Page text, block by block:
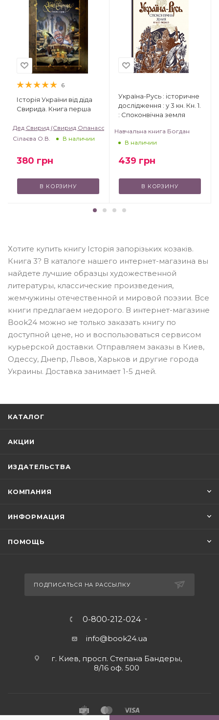
6
Історія України від діда
Свирида. Книга перша
Дед Свирид (Свирид Опанасович)
Сілаєва О.В.
В наличии
380 грн
В КОРЗИНУ
Україна-Русь : історичне
дослідження : у 3 кн. Кн. 1.
: Споконвічна земля
Навчальна книга Богдан
В наличии
439 грн
В КОРЗИНУ
Хотите купить книгу Історія запорізьких козаків.
Книга 3? В каталоге нашего интернет-магазина вы
найдете лучшие образцы художественной
литературы, классические произведения,
жемчужины отечественной и мировой поэзии. Все
книги предлагаем недорого. В интернет-магазине
Book24 можно не только заказать книгу по
доступной цене, но и воспользоваться сервисом
курьерской доставки. Отправляем заказы в Киев,
Одессу, Днепр, Львов, Харьков и другие города
Украины. Доставка занимает 1-5 дней.
КАТАЛОГ
АКЦИИ
ИЗДАТЕЛЬСТВА
КОМПАНИЯ
ИНФОРМАЦИЯ
ПОМОЩЬ
ПОДПИСАТЬСЯ НА РАССЫЛКУ
0-800-212-024
info@book24.ua
г. Киев, просп. Степана Бандеры,
8/16 оф. 500